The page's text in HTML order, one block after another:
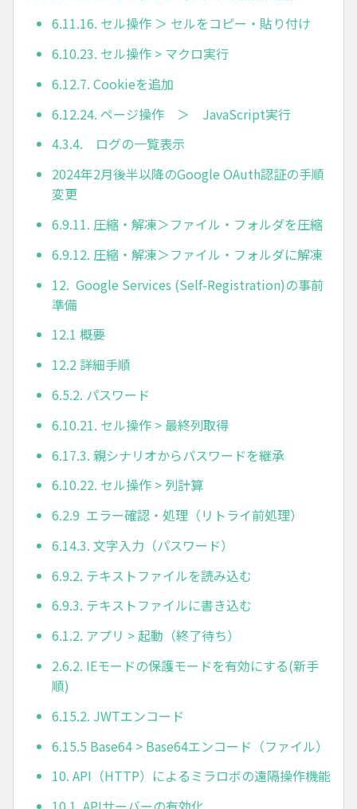
6.11.16. セル操作 ＞ セルをコピー・貼り付け
6.10.23. セル操作 > マクロ実行
6.12.7. Cookieを追加
6.12.24. ページ操作 ＞ JavaScript実行
4.3.4. ログの一覧表示
2024年2月後半以降のGoogle OAuth認証の手順
変更
6.9.11. 圧縮・解凍＞ファイル・フォルダを圧縮
6.9.12. 圧縮・解凍＞ファイル・フォルダに解凍
12. Google Services (Self-Registration)の事前
準備
12.1 概要
12.2 詳細手順
6.5.2. パスワード
6.10.21. セル操作 > 最終列取得
6.17.3. 親シナリオからパスワードを継承
6.10.22. セル操作 > 列計算
6.2.9 エラー確認・処理（リトライ前処理）
6.14.3. 文字入力（パスワード）
6.9.2. テキストファイルを読み込む
6.9.3. テキストファイルに書き込む
6.1.2. アプリ > 起動（終了待ち）
2.6.2. IEモードの保護モードを有効にする(新手
順)
6.15.2. JWTエンコード
6.15.5 Base64 > Base64エンコード（ファイル）
10. API（HTTP）によるミラロボの遠隔操作機能